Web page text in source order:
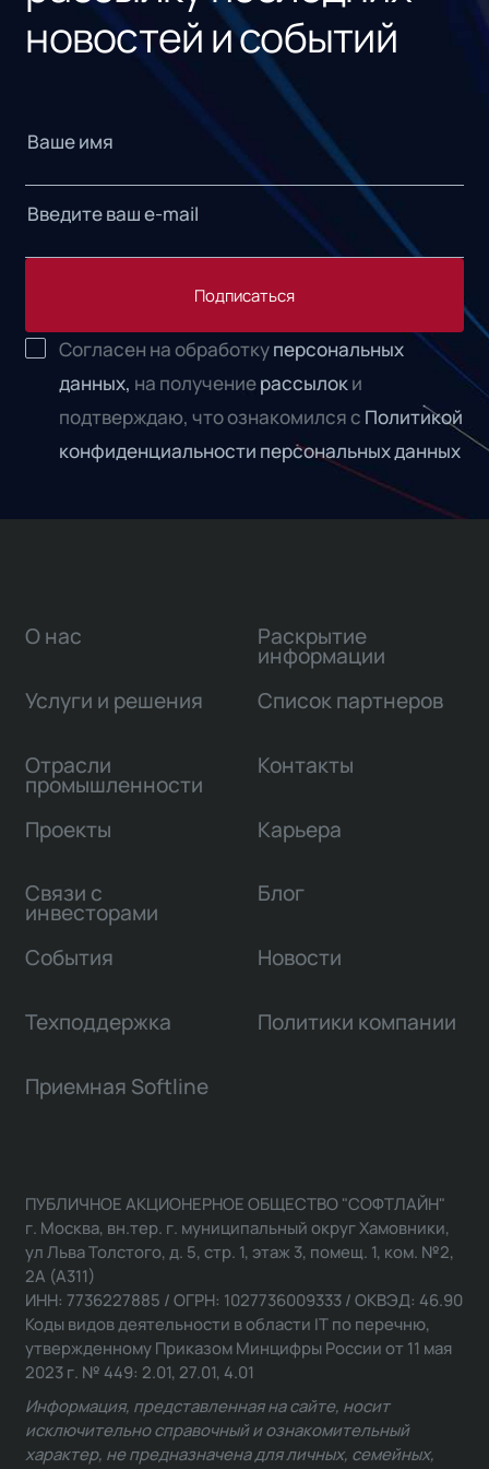
новостей и событий
Подписаться
Согласен на обработкуперсональных
данных, на получениерассылоки
подтверждаю, что ознакомился с Политикой
конфиденциальности персональных данных
О нас
Услуги и решения
Отрасли
промышленности
Проекты
Связи с
инвесторами
Раскрытие
информации
Список партнеров
Контакты
Карьера
Блог
События Новости
Техподдержка Политики компании
Приемная Softline
ПУБЛИЧНОЕ АКЦИОНЕРНОЕ ОБЩЕСТВО "СОФТЛАЙН"
г. Москва, вн.тер. г. муниципальный округ Хамовники,
ул Льва Толстого, д. 5, стр. 1, этаж 3, помещ. 1, ком. №2,
2А (А311)
ИНН: 7736227885 / ОГРН: 1027736009333 / ОКВЭД: 46.90
Коды видов деятельности в области IT по перечню,
утвержденному Приказом Минцифры России от 11 мая
2023 г. № 449: 2.01, 27.01, 4.01
Информация, представленная на сайте, носит
исключительно справочный и ознакомительный
характер, не предназначена для личных, семейных,